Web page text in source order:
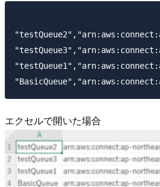
エクセルで開いた場合